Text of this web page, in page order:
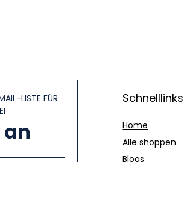
LISTE FÜR
an
Schnelllinks
Home
Alle shoppen
Blogs